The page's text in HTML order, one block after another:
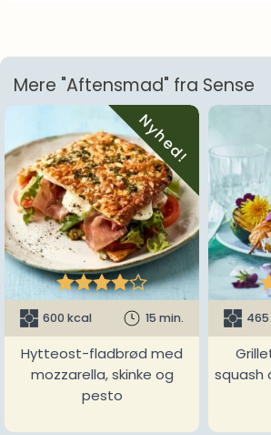
Mere "Aftensmad" fra Sense
Nyhed!

600 kcal 15 min.
Hytteost-fladbrød med
mozzarella, skinke og
pesto
squash